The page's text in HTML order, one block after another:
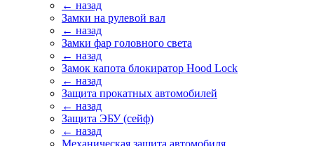
← назад
Замки на рулевой вал
← назад
Замки фар головного света
← назад
Замок капота блокиратор Hood Lock
← назад
Защита прокатных автомобилей
← назад
Защита ЭБУ (сейф)
← назад
Механическая защита автомобиля